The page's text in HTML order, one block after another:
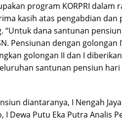
program KORPRI dalam
kasih atas pengabdian dan
“Untuk dana santunan
Pensiunan dengan golongan
golongan II dan I
santunan pensiun
diantaranya, I Nengah
Dewa Putu Eka Putra Analis